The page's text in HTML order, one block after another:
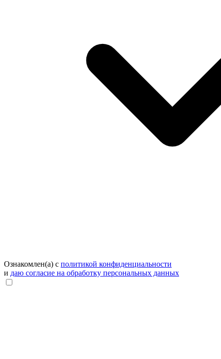
Ознакомлен(а) с политикой конфиденциальности
и даю согласие на обработку персональных данных